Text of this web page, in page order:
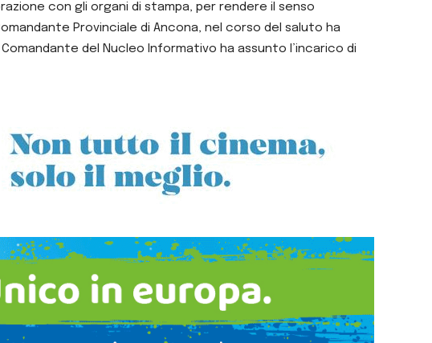
con gli organi di stampa, per rendere il senso
Provinciale di Ancona, nel corso del saluto ha
Comandante del Nucleo Informativo ha assunto l’incarico di